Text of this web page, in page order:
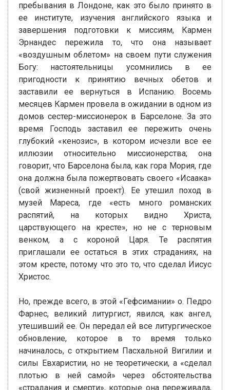
пребывания в Лондоне, как это было принято в
ее институте, изучения английского языка и
завершения подготовки к миссиям, Кармен
Эрнандес пережила то, что она называет
«воздушным облетом» на своем пути служения
Богу: настоятельницы усомнились в ее
пригодности к принятию вечных обетов и
заставили ее вернуться в Испанию. Восемь
месяцев Кармен провела в ожидании в одном из
домов сестер-миссионерок в Барселоне. За это
время Господь заставил ее пережить очень
глубокий «кенозис», в котором исчезли все ее
иллюзии относительно миссионерства; она
говорит, что Барселона была, как гора Мория, где
она должна была пожертвовать своего «Исаака»
(свой жизненный проект). Ее утешил поход в
музей Мареса, где «есть много романских
распятий, на которых видно Христа,
царствующего на кресте», но не с терновым
венком, а с короной Царя. Те распятия
приглашали ее остаться в этих страданиях, на
этом кресте, потому что это то, что сделал Иисус
Христос.
Но, прежде всего, в этой «Гефсимании» о. Педро
Фарнес, великий литургист, явился, как ангел,
утешивший ее. Он передал ей все литургическое
обновление, которое в то время только
начиналось, с открытием Пасхальной Вигилии и
силы Евхаристии, но не теоретически, а «сделал
плотью в ней самой» через обстоятельства
«страдания и смерти», которые она переживала,